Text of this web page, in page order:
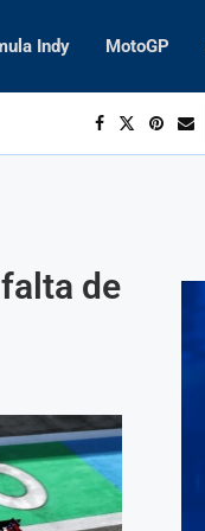
Indy MotoGP
de